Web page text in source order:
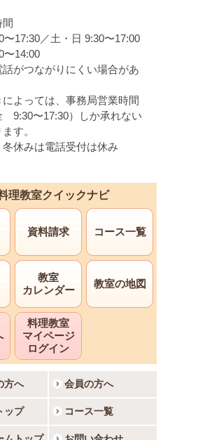
間
〜17:30／土・日 9:30〜17:00
〜14:00
がつながりにくい場合があ
よっては、事務局営業時間
9:30〜17:30）しか承れない
す。
休みは電話受付は休み
理教室クイックナビ
資料請求 コース一覧
教室
カレンダー
教室の地図
料理教室
マイページ
ログイン
方へ 会員の方へ
ップ コース一覧